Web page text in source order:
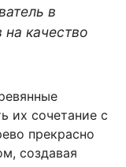
в
на качество
их сочетание с
прекрасно
создавая